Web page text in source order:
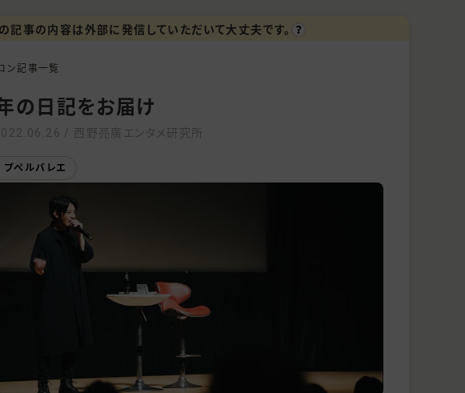
記事の内容は外部に発信していただいて大丈夫です。
ン記事一覧
の日記をお届け
/ 西野亮廣エンタメ研究所
プペルバレエ